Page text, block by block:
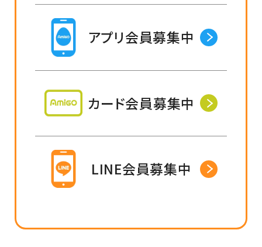
アプリ会員募集中
カード会員募集中
LINE会員募集中